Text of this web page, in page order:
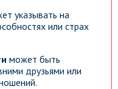
указывать на
или страх
может быть
друзьями или